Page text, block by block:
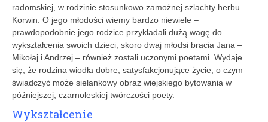
radomskiej, w rodzinie stosunkowo zamożnej szlachty herbu
Korwin. O jego młodości wiemy bardzo niewiele –
prawdopodobnie jego rodzice przykładali dużą wagę do
wykształcenia swoich dzieci, skoro dwaj młodsi bracia Jana –
Mikołaj i Andrzej – również zostali uczonymi poetami. Wydaje
się, że rodzina wiodła dobre, satysfakcjonujące życie, o czym
świadczyć może sielankowy obraz wiejskiego bytowania w
późniejszej, czarnoleskiej twórczości poety.
Wykształcenie